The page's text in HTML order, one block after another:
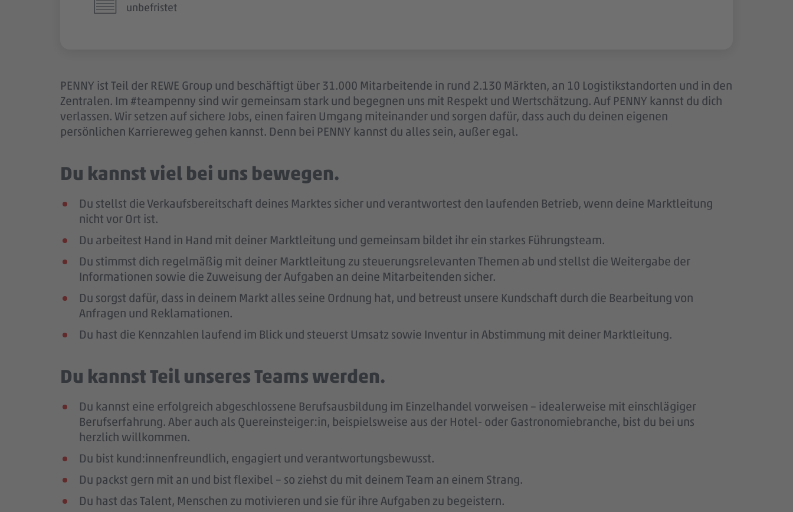
unbefristet
PENNY ist Teil der REWE Group und beschäftigt über 31.000 Mitarbeitende in rund 2.130 Märkten, an 10 Logistikstandorten und in den
Zentralen. Im #teampenny sind wir gemeinsam stark und begegnen uns mit Respekt und Wertschätzung. Auf PENNY kannst du dich
verlassen. Wir setzen auf sichere Jobs, einen fairen Umgang miteinander und sorgen dafür, dass auch du deinen eigenen
persönlichen Karriereweg gehen kannst. Denn bei PENNY kannst du alles sein, außer egal.
Du kannst viel bei uns bewegen.
Du stellst die Verkaufsbereitschaft deines Marktes sicher und verantwortest den laufenden Betrieb, wenn deine Marktleitung
nicht vor Ort ist.
Du arbeitest Hand in Hand mit deiner Marktleitung und gemeinsam bildet ihr ein starkes Führungsteam.
Du stimmst dich regelmäßig mit deiner Marktleitung zu steuerungsrelevanten Themen ab und stellst die Weitergabe der
Informationen sowie die Zuweisung der Aufgaben an deine Mitarbeitenden sicher.
Du sorgst dafür, dass in deinem Markt alles seine Ordnung hat, und betreust unsere Kundschaft durch die Bearbeitung von
Anfragen und Reklamationen.
Du hast die Kennzahlen laufend im Blick und steuerst Umsatz sowie Inventur in Abstimmung mit deiner Marktleitung.
Du kannst Teil unseres Teams werden.
Du kannst eine erfolgreich abgeschlossene Berufsausbildung im Einzelhandel vorweisen – idealerweise mit einschlägiger
Berufserfahrung. Aber auch als Quereinsteiger:in, beispielsweise aus der Hotel- oder Gastronomiebranche, bist du bei uns
herzlich willkommen.
Du bist kund:innenfreundlich, engagiert und verantwortungsbewusst.
Du packst gern mit an und bist flexibel – so ziehst du mit deinem Team an einem Strang.
Du hast das Talent, Menschen zu motivieren und sie für ihre Aufgaben zu begeistern.